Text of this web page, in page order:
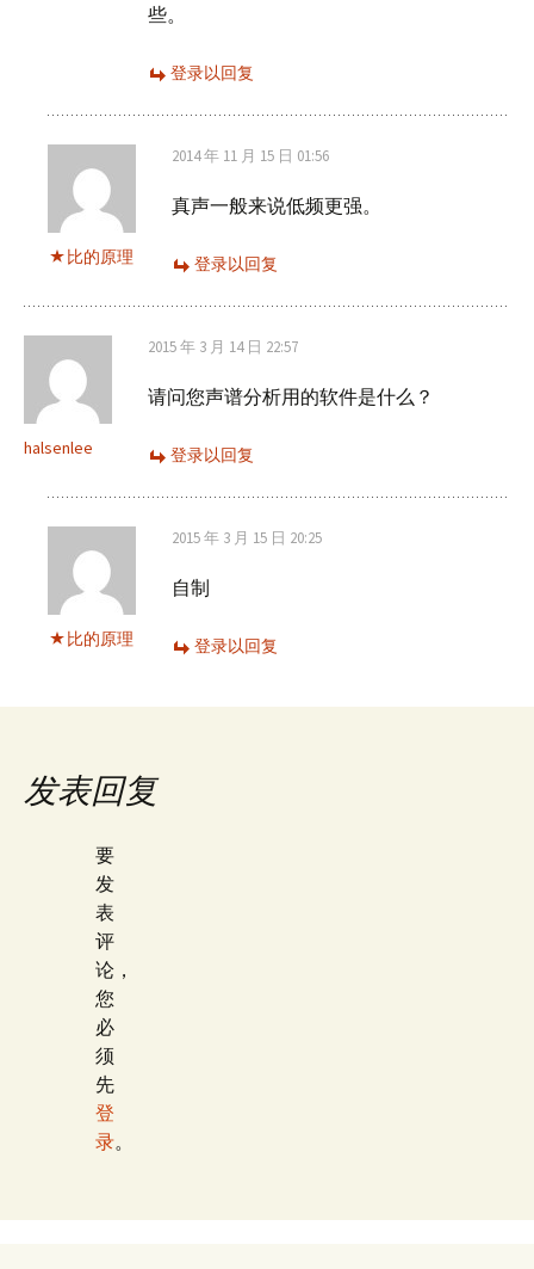
些。
登录以回复
比的原理
2014 年 11 月 15 日 01:56
真声一般来说低频更强。
登录以回复
halsenlee
2015 年 3 月 14 日 22:57
请问您声谱分析用的软件是什么？
登录以回复
比的原理
2015 年 3 月 15 日 20:25
自制
登录以回复
发表回复
要
发
表
评
论，
您
必
须
先
登
录。